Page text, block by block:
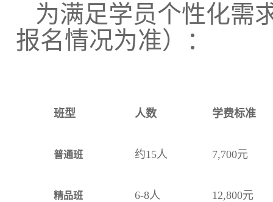
为满足学员个性化需
报名情况为准）：
班型 人数 学费标准
普通班 约15人 7,700元
精品班 6-8人 12,800元